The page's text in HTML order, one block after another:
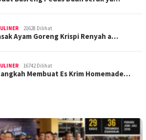
21628 Dilihat
Ayam Goreng Krispi Renyah a…
16742 Dilihat
Membuat Es Krim Homemade…